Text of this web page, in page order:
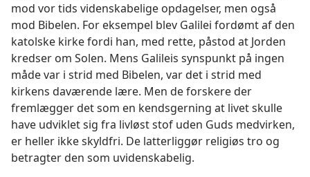
mod vor tids videnskabelige opdagelser, men også
mod Bibelen. For eksempel blev Galilei fordømt af den
katolske kirke fordi han, med rette, påstod at Jorden
kredser om Solen. Mens Galileis synspunkt på ingen
måde var i strid med Bibelen, var det i strid med
kirkens daværende lære. Men de forskere der
fremlægger det som en kendsgerning at livet skulle
have udviklet sig fra livløst stof uden Guds medvirken,
er heller ikke skyldfri. De latterliggør religiøs tro og
betragter den som uvidenskabelig.